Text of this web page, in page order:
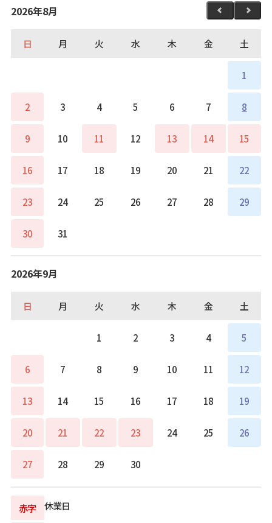
2026年8月
日 月 火 水 木 金 土
1
2 3 4 5 6 7 8
9 10 11 12 13 14 15
16 17 18 19 20 21 22
23 24 25 26 27 28 29
30 31
2026年9月
日 月 火 水 木 金 土
1 2 3 4 5
6 7 8 9 10 11 12
13 14 15 16 17 18 19
20 21 22 23 24 25 26
27 28 29 30
赤字 休業日